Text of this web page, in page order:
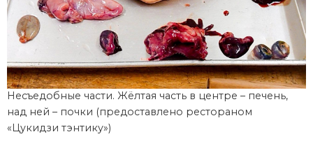
Несъедобные части. Жёлтая часть в центре – печень,
над ней – почки (предоставлено рестораном
«Цукидзи тэнтику»)